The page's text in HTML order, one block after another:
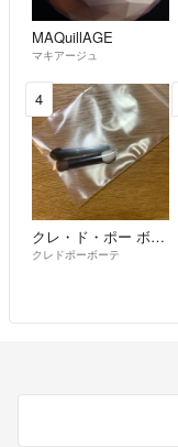
MAQuillAGE
マキアージュ
4
クレ・ド・ポー ボーテ
クレドポーボーテ